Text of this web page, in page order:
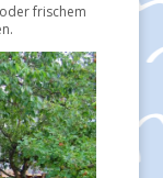
frischem